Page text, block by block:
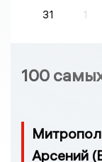
31
1
100
Арсений